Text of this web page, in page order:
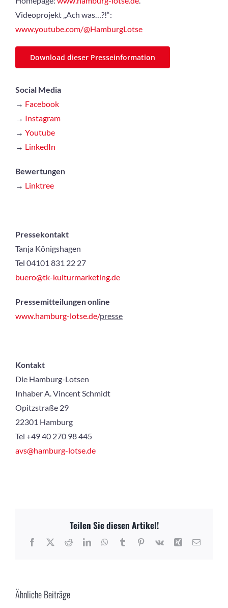
Videoprojekt „Ach was…?!“:
www.youtube.com/@HamburgLotse
Download dieser Presseinformation
Social Media
→ Facebook
→ Instagram
→ Youtube
→ LinkedIn
Bewertungen
→ Linktree
Pressekontakt
Tanja Königshagen
Tel 04101 831 22 27
buero@tk-kulturmarketing.de
Pressemitteilungen online
www.hamburg-lotse.de/presse
Kontakt
Die Hamburg-Lotsen
Inhaber A. Vincent Schmidt
Opitzstraße 29
22301 Hamburg
Tel +49 40 270 98 445
avs@hamburg-lotse.de
Teilen Sie diesen Artikel!
Facebook
X RedditLinkedInWhatsApp
TumblrPinterest
Vk Xing E-
Ähnliche Beiträge